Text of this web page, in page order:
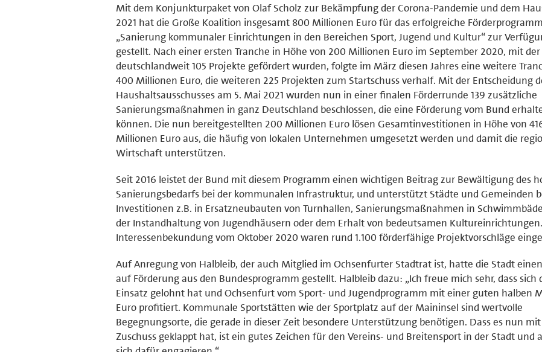
Mit dem Konjunkturpaket von Olaf Scholz zur Bekämpfung der Corona-Pandemie und dem
2021 hat die Große Koalition insgesamt 800 Millionen Euro für das erfolgreiche Förderprogramm
„Sanierung kommunaler Einrichtungen in den Bereichen Sport, Jugend und Kultur“ zur
gestellt. Nach einer ersten Tranche in Höhe von 200 Millionen Euro im September 2020, mit der
deutschlandweit 105 Projekte gefördert wurden, folgte im März diesen Jahres eine weitere
400 Millionen Euro, die weiteren 225 Projekten zum Startschuss verhalf. Mit der Entscheidung
Haushaltsausschusses am 5. Mai 2021 wurden nun in einer finalen Förderrunde 139 zusätzliche
Sanierungsmaßnahmen in ganz Deutschland beschlossen, die eine Förderung vom Bund
können. Die nun bereitgestellten 200 Millionen Euro lösen Gesamtinvestitionen in Höhe von
Millionen Euro aus, die häufig von lokalen Unternehmen umgesetzt werden und damit die
Wirtschaft unterstützen.
Seit 2016 leistet der Bund mit diesem Programm einen wichtigen Beitrag zur Bewältigung des
Sanierungsbedarfs bei der kommunalen Infrastruktur, und unterstützt Städte und Gemeinden
Investitionen z.B. in Ersatzneubauten von Turnhallen, Sanierungsmaßnahmen in
der Instandhaltung von Jugendhäusern oder dem Erhalt von bedeutsamen
Interessenbekundung vom Oktober 2020 waren rund 1.100 förderfähige Projektvorschläge
Auf Anregung von Halbleib, der auch Mitglied im Ochsenfurter Stadtrat ist, hatte die Stadt
auf Förderung aus den Bundesprogramm gestellt. Halbleib dazu: „Ich freue mich sehr, dass sich
Einsatz gelohnt hat und Ochsenfurt vom Sport- und Jugendprogramm mit einer guten halben
Euro profitiert. Kommunale Sportstätten wie der Sportplatz auf der Maininsel sind wertvolle
Begegnungsorte, die gerade in dieser Zeit besondere Unterstützung benötigen. Dass es nun
Zuschuss geklappt hat, ist ein gutes Zeichen für den Vereins- und Breitensport in der Stadt und